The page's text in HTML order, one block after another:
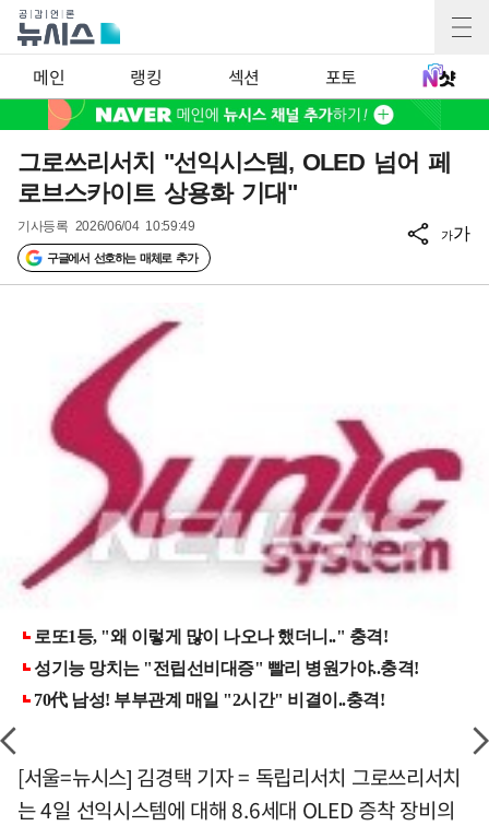
메인 랭킹 섹션 포토
그로쓰리서치 "선익시스템, OLED 넘어 페
로브스카이트 상용화 기대"
기사등록 2026/06/04 10:59:49
구글에서 선호하는 매체로 추가
가가
[서울=뉴시스] 김경택 기자 = 독립리서치 그로쓰리서치
는 4일 선익시스템에 대해 8.6세대 OLED 증착 장비의